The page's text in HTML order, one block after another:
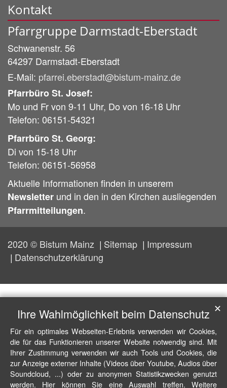
Kontakt
Pfarrgruppe Darmstadt-Eberstadt
Schwanenstr. 56
64297 Darmstadt-Eberstadt
E-Mail: pfarrei.eberstadt@bistum-mainz.de
Pfarrbüro St. Josef:
Mo und Fr von 9-11 Uhr, Do von 16-18 Uhr
Telefon: 06151-54321
Pfarrbüro St. Georg:
Di von 15-18 Uhr
Telefon: 06151-56958
Aktuelle Informationen finden in unserem
Newsletter und in den in den Kirchen ausliegenden
Pfarrmitteilungen.
2020 © Bistum Mainz Sitemap
Impressum
Datenschutzerklärung
Ihre Wahlmöglichkeit beim Datenschutz
Für ein optimales Webseiten-Erlebnis verwenden wir Cookies,
die für das Funktionieren unserer Website notwendig sind. Mit
Ihrer Zustimmung verwenden wir auch Tools und Cookies, die
zur Anzeige externer Inhalte (Videos über Youtube, Audios über
Soundcloud, ...) oder zu anonymen Statistikzwecken genutzt
werden. Hier können Sie eine Auswahl treffen. Weitere
✕